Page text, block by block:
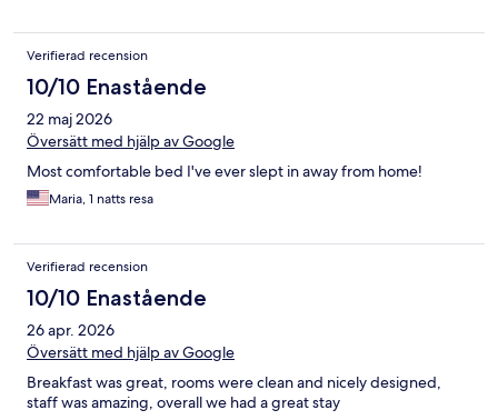
Verifierad recension
10/10 Enastående
22 maj 2026
Översätt med hjälp av Google
Most comfortable bed I've ever slept in away from home!
Maria, 1 natts resa
Verifierad recension
10/10 Enastående
26 apr. 2026
Översätt med hjälp av Google
Breakfast was great, rooms were clean and nicely designed,
staff was amazing, overall we had a great stay